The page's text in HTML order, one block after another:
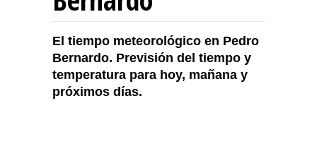
El tiempo meteorológico en Pedro
Bernardo. Previsión del tiempo y
temperatura para hoy, mañana y
próximos días.